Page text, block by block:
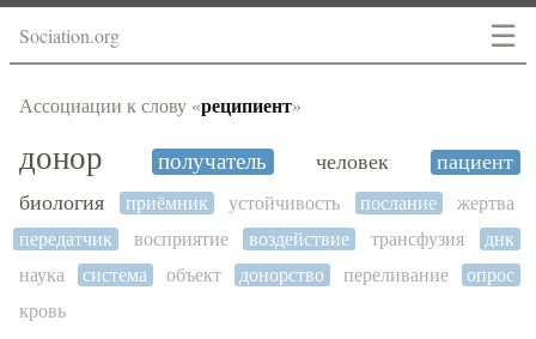
☰
Sociation.org
Ассоциации к слову «реципиент»
донор получатель человек
пациент
биология
приёмник устойчивость послание
жертва
передатчик
восприятие воздействие трансфузия
днк
наука
система объект донорство переливание
опрос
кровь